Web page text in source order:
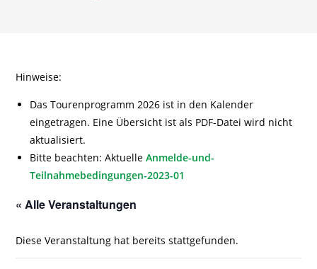
Hinweise:
Das Tourenprogramm 2026 ist in den Kalender
eingetragen. Eine Übersicht ist als PDF-Datei wird nicht
aktualisiert.
Bitte beachten: Aktuelle Anmelde-und-
Teilnahmebedingungen-2023-01
« Alle Veranstaltungen
Diese Veranstaltung hat bereits stattgefunden.